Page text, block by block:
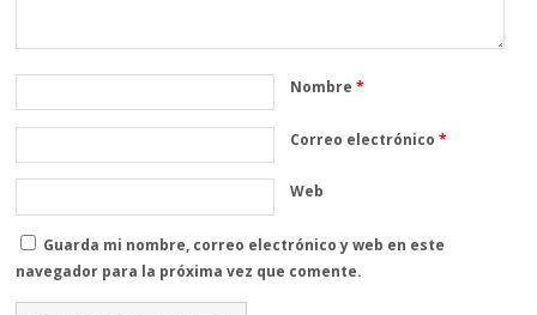
Nombre*
Correo electrónico*
Web
Guarda mi nombre, correo electrónico y web en este
navegador para la próxima vez que comente.